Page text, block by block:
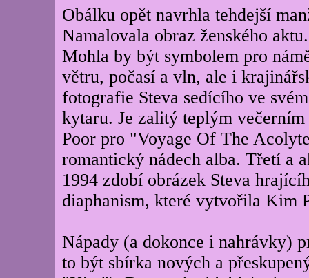
Obálku opět navrhla tehdejší
Namalovala obraz ženského
Mohla by být symbolem pro
větru, počasí a vln, ale i
fotografie Steva sedícího ve
kytaru. Je zalitý teplým
Poor pro "Voyage Of The
romantický nádech alba. Třetí a
1994 zdobí obrázek Steva
diaphanism, které vytvořila Kim
Nápady (a dokonce i nahrávky)
to být sbírka nových a